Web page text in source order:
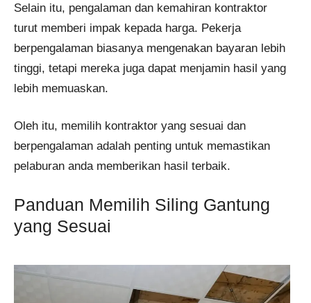
Selain itu, pengalaman dan kemahiran kontraktor
turut memberi impak kepada harga. Pekerja
berpengalaman biasanya mengenakan bayaran lebih
tinggi, tetapi mereka juga dapat menjamin hasil yang
lebih memuaskan.
Oleh itu, memilih kontraktor yang sesuai dan
berpengalaman adalah penting untuk memastikan
pelaburan anda memberikan hasil terbaik.
Panduan Memilih Siling Gantung
yang Sesuai